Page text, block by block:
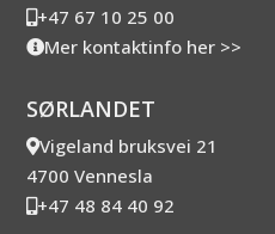
+47 67 10 25 00
Mer kontaktinfo her >>
SØRLANDET
Vigeland bruksvei 21
4700 Vennesla
+47 48 84 40 92